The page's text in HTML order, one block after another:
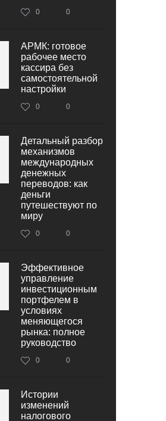
0 0
АРМК: готовое
рабочее место
кассира без
самостоятельной
настройки
0 0
Детальный разбор
механизмов
международных
денежных
переводов: как
деньги
путешествуют по
миру
0 0
Эффективное
управление
инвестиционным
портфелем в
условиях
меняющегося
рынка: полное
руководство
0 0
Истории
изменений
налогового